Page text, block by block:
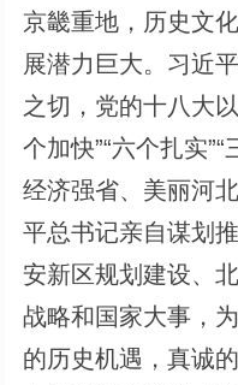
京畿重地，历史文
展潜力巨大。习近
之切，党的十八大
个加快”“六个扎实
经济强省、美丽河
平总书记亲自谋划
安新区规划建设、
战略和国家大事，
的历史机遇，真诚